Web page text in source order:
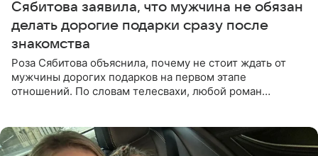
Сябитова заявила, что мужчина не обязан
делать дорогие подарки сразу после
знакомства
Роза Сябитова объяснила, почему не стоит ждать от
мужчины дорогих подарков на первом этапе
отношений. По словам телесвахи, любой роман